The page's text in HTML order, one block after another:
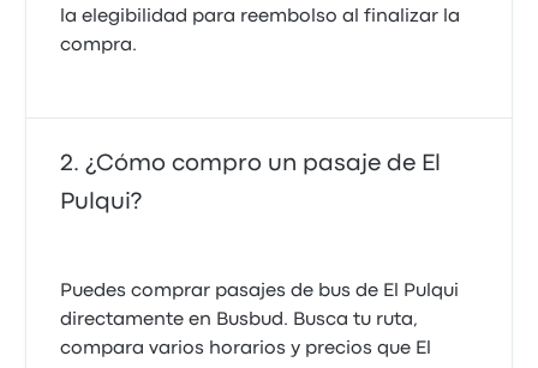
la elegibilidad para reembolso al finalizar la
compra.
¿Cómo compro un pasaje de El
Pulqui?
Puedes comprar pasajes de bus de El Pulqui
directamente en Busbud. Busca tu ruta,
compara varios horarios y precios que El